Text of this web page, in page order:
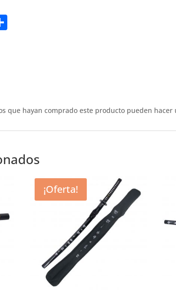
que hayan comprado este producto pueden hacer
¡Oferta!